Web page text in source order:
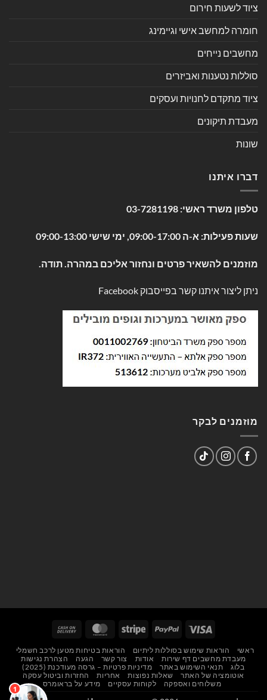
ציוד לשעות חירום
חומרה למחשב אישי וגיימינג
מחשבים נייחים
סוללות נטענות ואביזרים
ציוד מתקדם לחנויות ועסקים
מעבדת תיקונים
שונות
דברו איתנו
טלפון משרד ראשי: 03-7281198
שעות פעילות: א-ה 09:00-17:00, ימי שישי 09:00-13:00
מוזמנים להשאיר פרטים ונחזור אליכם במהרה. תודה.
ניתן ליצור איתנו קשר בפייסבוק Facebook
מוזמנים לבקר
Visa
PayPal
Stripe
MasterCard
Delivery
ראשי הוראות שימוש בסוללות ליתיום
הוראות בטיחות מטען לרכב חשמלי
מעבדת מחשבים דף שירות
אודות צור קשר הגעה
הצהרת נגישות
בלוג
תנאי השימוש באתר
מדיניות פרטיות – גרסה מעודכנת (2025)
אוטומציה של האתר
שאלות נפוצות אחריות
החזרות וביטול עסקה
משלוחים ואספקה
לקוחות עסקיים מידע על בראומרס